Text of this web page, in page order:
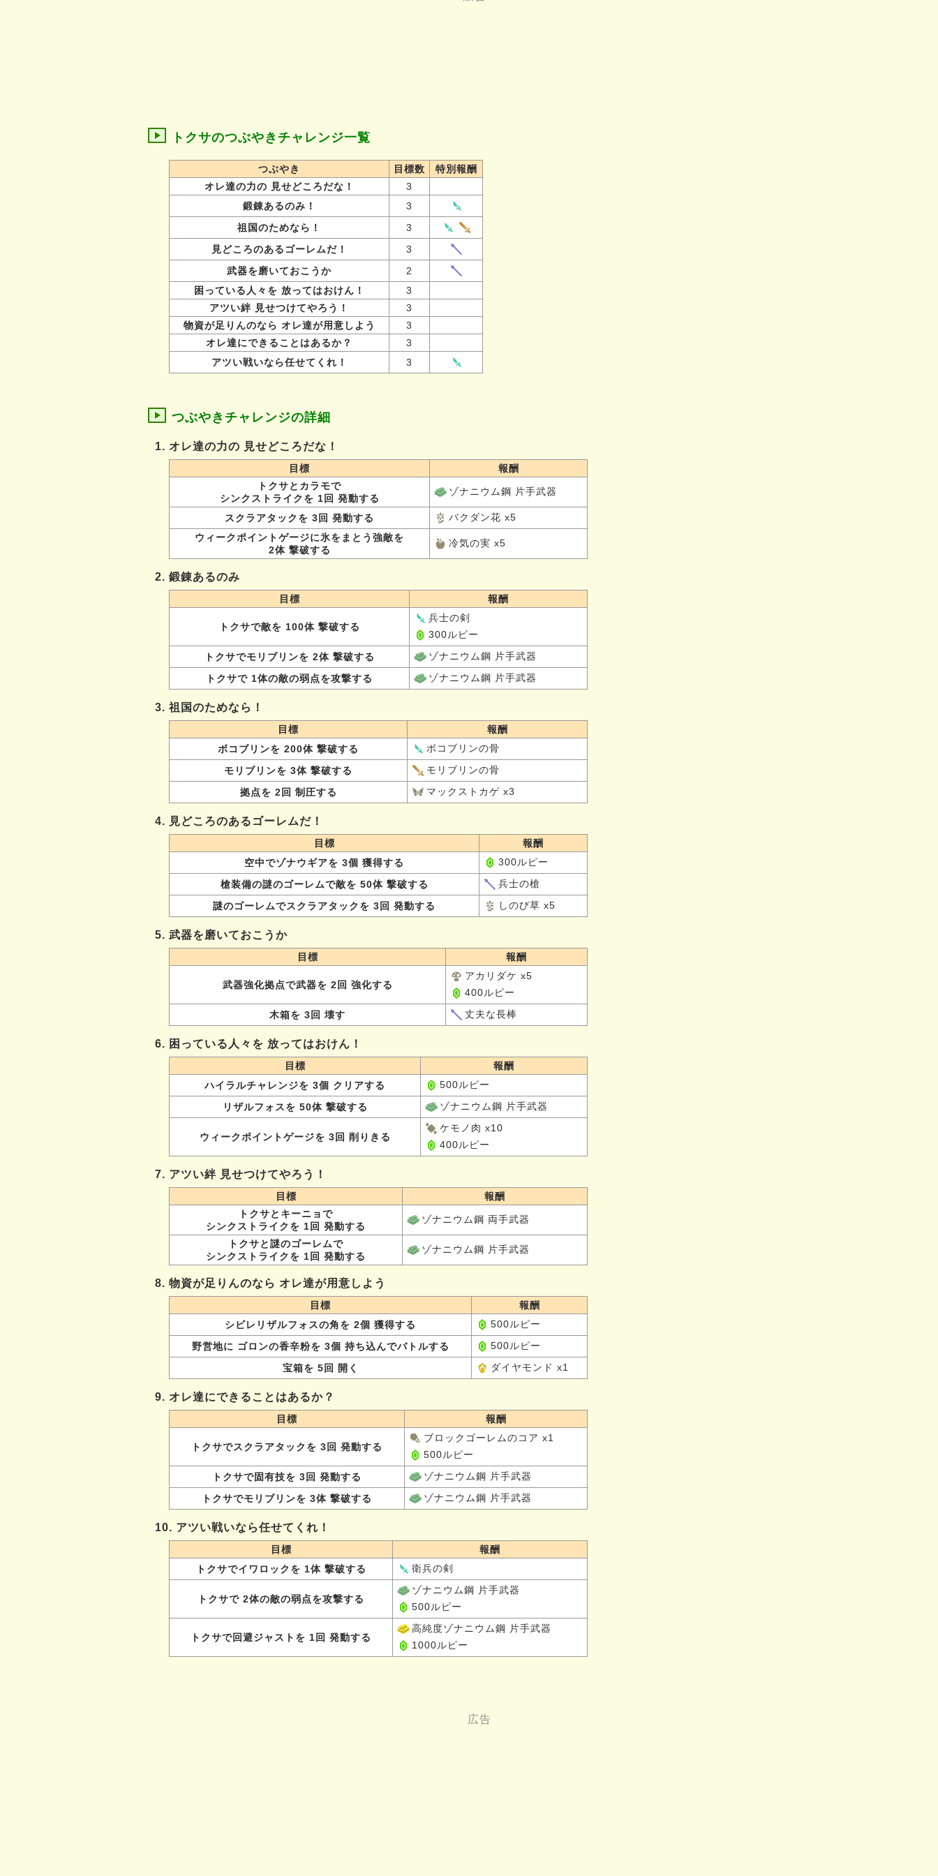
トクサのつぶやきチャレンジ一覧
つぶやき 目標数
特別報酬
オレ達の力の 見せどころだな！
3
鍛錬あるのみ！
3
祖国のためなら！
3
見どころのあるゴーレムだ！
3
武器を磨いておこうか
2
困っている人々を 放ってはおけん！
3
アツい絆 見せつけてやろう！
3
物資が足りんのなら オレ達が用意しよう
3
オレ達にできることはあるか？
3
アツい戦いなら任せてくれ！
3
つぶやきチャレンジの詳細
1. オレ達の力の 見せどころだな！
目標
報酬
トクサとカラモで
シンクストライクを 1回 発動する
ゾナニウム鋼 片手武器
スクラアタックを 3回 発動する
バクダン花 x5
ウィークポイントゲージに氷をまとう強敵を
2体 撃破する
冷気の実 x5
2. 鍛錬あるのみ
目標 報酬
トクサで敵を 100体 撃破する
兵士の剣
300ルピー
トクサでモリブリンを 2体 撃破する ゾナニウム鋼 片手武器
トクサで 1体の敵の弱点を攻撃する ゾナニウム鋼 片手武器
3. 祖国のためなら！
目標
報酬
ボコブリンを 200体 撃破する
ボコブリンの骨
モリブリンを 3体 撃破する モリブリンの骨
拠点を 2回 制圧する マックストカゲ x3
4. 見どころのあるゴーレムだ！
目標
報酬
空中でゾナウギアを 3個 獲得する
300ルピー
槍装備の謎のゴーレムで敵を 50体 撃破する 兵士の槍
謎のゴーレムでスクラアタックを 3回 発動する しのび草 x5
5. 武器を磨いておこうか
目標 報酬
武器強化拠点で武器を 2回 強化する
アカリダケ x5
400ルピー
木箱を 3回 壊す 丈夫な長棒
6. 困っている人々を 放ってはおけん！
目標
報酬
ハイラルチャレンジを 3個 クリアする
500ルピー
リザルフォスを 50体 撃破する ゾナニウム鋼 片手武器
ウィークポイントゲージを 3回 削りきる
ケモノ肉 x10
400ルピー
7. アツい絆 見せつけてやろう！
目標
報酬
トクサとキーニョで
シンクストライクを 1回 発動する
ゾナニウム鋼 両手武器
トクサと謎のゴーレムで
シンクストライクを 1回 発動する
ゾナニウム鋼 片手武器
8. 物資が足りんのなら オレ達が用意しよう
目標
報酬
シビレリザルフォスの角を 2個 獲得する
500ルピー
野営地に ゴロンの香辛粉を 3個 持ち込んでバトルする 500ルピー
宝箱を 5回 開く ダイヤモンド x1
9. オレ達にできることはあるか？
目標 報酬
トクサでスクラアタックを 3回 発動する
ブロックゴーレムのコア x1
500ルピー
トクサで固有技を 3回 発動する ゾナニウム鋼 片手武器
トクサでモリブリンを 3体 撃破する ゾナニウム鋼 片手武器
10. アツい戦いなら任せてくれ！
目標
報酬
トクサでイワロックを 1体 撃破する
衛兵の剣
トクサで 2体の敵の弱点を攻撃する
ゾナニウム鋼 片手武器
500ルピー
トクサで回避ジャストを 1回 発動する
高純度ゾナニウム鋼 片手武器
1000ルピー